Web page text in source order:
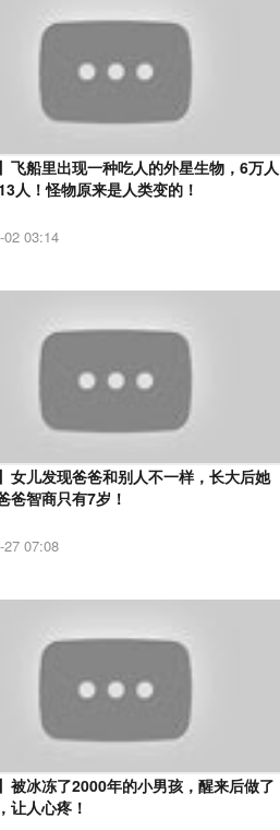
飞船里出现一种吃人的外星生物，6万人
人！怪物原来是人类变的！
02 03:14
女儿发现爸爸和别人不一样，长大后她
爸智商只有7岁！
27 07:08
被冰冻了2000年的小男孩，醒来后做了
让人心疼！